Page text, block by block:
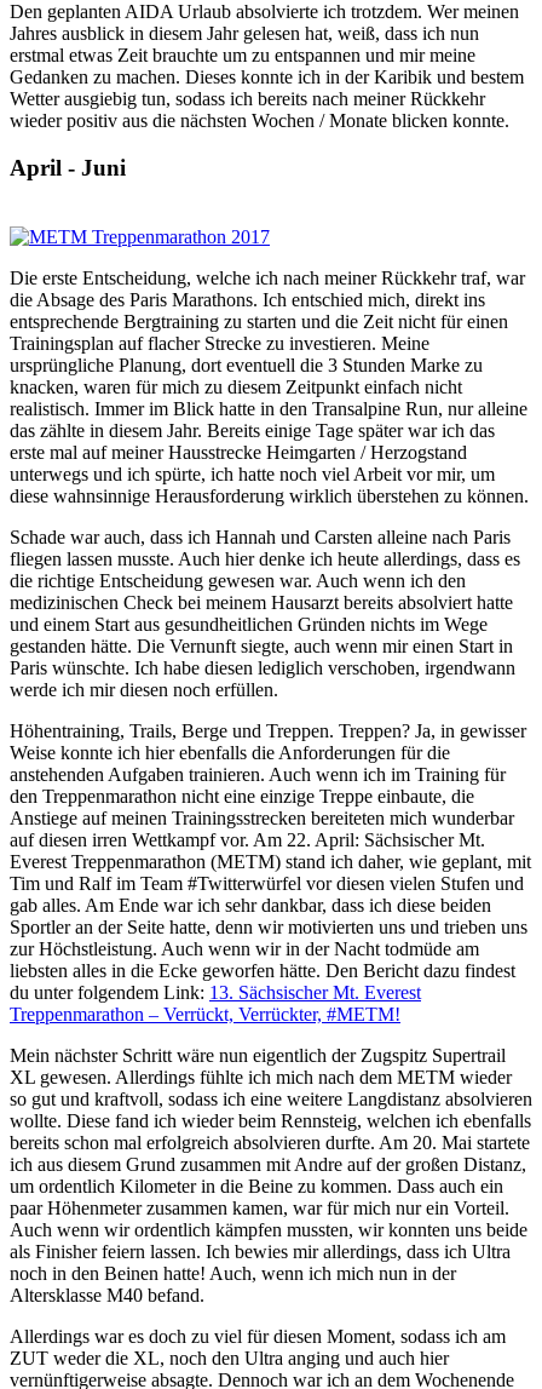
Den geplanten AIDA Urlaub absolvierte ich trotzdem. Wer meinen
Jahres ausblick in diesem Jahr gelesen hat, weiß, dass ich nun
erstmal etwas Zeit brauchte um zu entspannen und mir meine
Gedanken zu machen. Dieses konnte ich in der Karibik und bestem
Wetter ausgiebig tun, sodass ich bereits nach meiner Rückkehr
wieder positiv aus die nächsten Wochen / Monate blicken konnte.
April - Juni
Die erste Entscheidung, welche ich nach meiner Rückkehr traf, war
die Absage des Paris Marathons. Ich entschied mich, direkt ins
entsprechende Bergtraining zu starten und die Zeit nicht für einen
Trainingsplan auf flacher Strecke zu investieren. Meine
ursprüngliche Planung, dort eventuell die 3 Stunden Marke zu
knacken, waren für mich zu diesem Zeitpunkt einfach nicht
realistisch. Immer im Blick hatte in den Transalpine Run, nur alleine
das zählte in diesem Jahr. Bereits einige Tage später war ich das
erste mal auf meiner Hausstrecke Heimgarten / Herzogstand
unterwegs und ich spürte, ich hatte noch viel Arbeit vor mir, um
diese wahnsinnige Herausforderung wirklich überstehen zu können.
Schade war auch, dass ich Hannah und Carsten alleine nach Paris
fliegen lassen musste. Auch hier denke ich heute allerdings, dass es
die richtige Entscheidung gewesen war. Auch wenn ich den
medizinischen Check bei meinem Hausarzt bereits absolviert hatte
und einem Start aus gesundheitlichen Gründen nichts im Wege
gestanden hätte. Die Vernunft siegte, auch wenn mir einen Start in
Paris wünschte. Ich habe diesen lediglich verschoben, irgendwann
werde ich mir diesen noch erfüllen.
Höhentraining, Trails, Berge und Treppen. Treppen? Ja, in gewisser
Weise konnte ich hier ebenfalls die Anforderungen für die
anstehenden Aufgaben trainieren. Auch wenn ich im Training für
den Treppenmarathon nicht eine einzige Treppe einbaute, die
Anstiege auf meinen Trainingsstrecken bereiteten mich wunderbar
auf diesen irren Wettkampf vor. Am 22. April: Sächsischer Mt.
Everest Treppenmarathon (METM) stand ich daher, wie geplant, mit
Tim und Ralf im Team #Twitterwürfel vor diesen vielen Stufen und
gab alles. Am Ende war ich sehr dankbar, dass ich diese beiden
Sportler an der Seite hatte, denn wir motivierten uns und trieben uns
zur Höchstleistung. Auch wenn wir in der Nacht todmüde am
liebsten alles in die Ecke geworfen hätte. Den Bericht dazu findest
du unter folgendem Link: 13. Sächsischer Mt. Everest
Treppenmarathon – Verrückt, Verrückter, #METM!
Mein nächster Schritt wäre nun eigentlich der Zugspitz Supertrail
XL gewesen. Allerdings fühlte ich mich nach dem METM wieder
so gut und kraftvoll, sodass ich eine weitere Langdistanz absolvieren
wollte. Diese fand ich wieder beim Rennsteig, welchen ich ebenfalls
bereits schon mal erfolgreich absolvieren durfte. Am 20. Mai startete
ich aus diesem Grund zusammen mit Andre auf der großen Distanz,
um ordentlich Kilometer in die Beine zu kommen. Dass auch ein
paar Höhenmeter zusammen kamen, war für mich nur ein Vorteil.
Auch wenn wir ordentlich kämpfen mussten, wir konnten uns beide
als Finisher feiern lassen. Ich bewies mir allerdings, dass ich Ultra
noch in den Beinen hatte! Auch, wenn ich mich nun in der
Altersklasse M40 befand.
Allerdings war es doch zu viel für diesen Moment, sodass ich am
ZUT weder die XL, noch den Ultra anging und auch hier
vernünftigerweise absagte. Dennoch war ich an dem Wochenende